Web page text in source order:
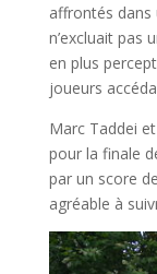
affrontés dans
n’excluait pas
en plus
joueurs
Marc Taddei
pour la finale
par un score
agréable à